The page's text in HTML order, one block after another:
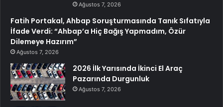
Ağustos 7, 2026
Fatih Portakal, Ahbap Soruşturmasında Tanık Sıfatıyla
İfade Verdi: “Ahbap’a Hiç Bağış Yapmadım, Özür
Dilemeye Hazırım”
Ağustos 7, 2026
2026 İlk Yarısında İkinci El Araç
Pazarında Durgunluk
Ağustos 7, 2026